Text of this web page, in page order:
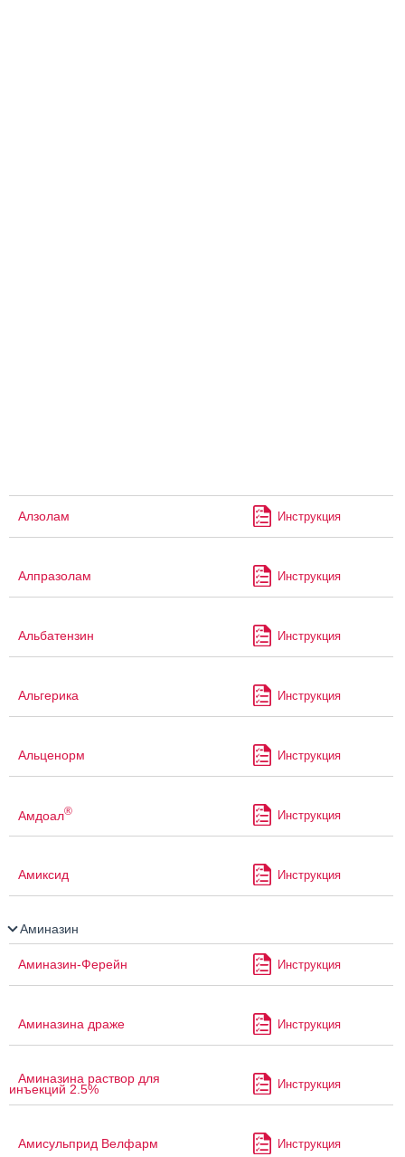
Алзолам Инструкция
Алпразолам Инструкция
Альбатензин Инструкция
Альгерика Инструкция
Альценорм Инструкция
Амдоал® Инструкция
Амиксид Инструкция
Аминазин
Аминазин-Ферейн Инструкция
Аминазина драже Инструкция
Аминазина раствор для
инъекций 2.5% Инструкция
Амисульприд Велфарм Инструкция